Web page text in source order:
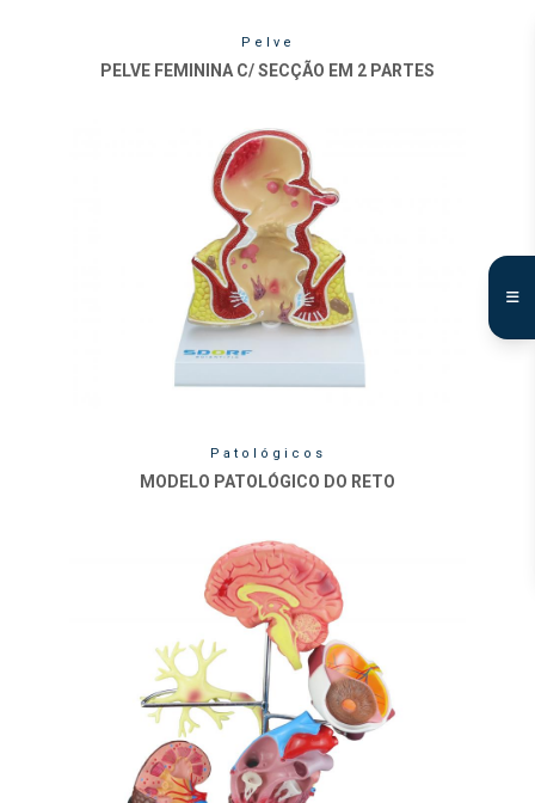
Pelve
PELVE FEMININA C/ SECÇÃO EM 2 PARTES
Patológicos
MODELO PATOLÓGICO DO RETO